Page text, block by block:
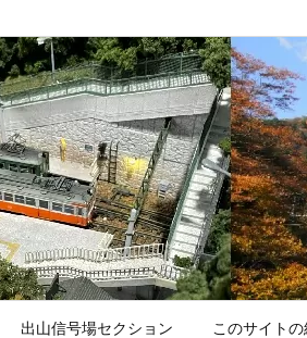
出山信号場セクション このサイト